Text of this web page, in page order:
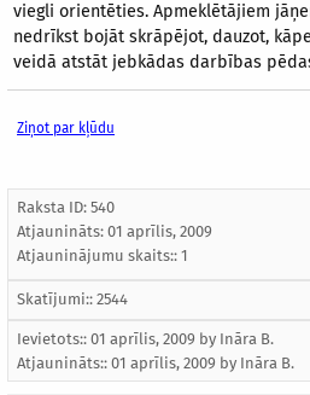
viegli orientēties. Apmeklētājiem
nedrīkst bojāt skrāpējot, dauzot,
veidā atstāt jebkādas darbības
Ziņot par kļūdu
Raksta ID: 540
Atjaunināts: 01 aprīlis, 2009
Atjauninājumu skaits:: 1
Skatījumi:: 2544
Ievietots:: 01 aprīlis, 2009 by Ināra B.
Atjaunināts:: 01 aprīlis, 2009 by Ināra B.